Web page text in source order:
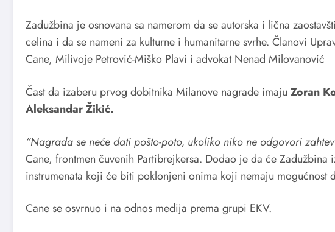
Zadužbina je osnovana sa namerom da se autorska i lična
celina i da se nameni za kulturne i humanitarne svrhe. Članovi
Cane, Milivoje Petrović-Miško Plavi i advokat Nenad Milovanović
Čast da izaberu prvog dobitnika Milanove nagrade imaju Zoran
Aleksandar Žikić.
“Nagrada se neće dati pošto-poto, ukoliko niko ne odgovori
Cane, frontmen čuvenih Partibrejkersa. Dodao je da će
instrumenata koji će biti poklonjeni onima koji nemaju mogućnost
Cane se osvrnuo i na odnos medija prema grupi EKV.